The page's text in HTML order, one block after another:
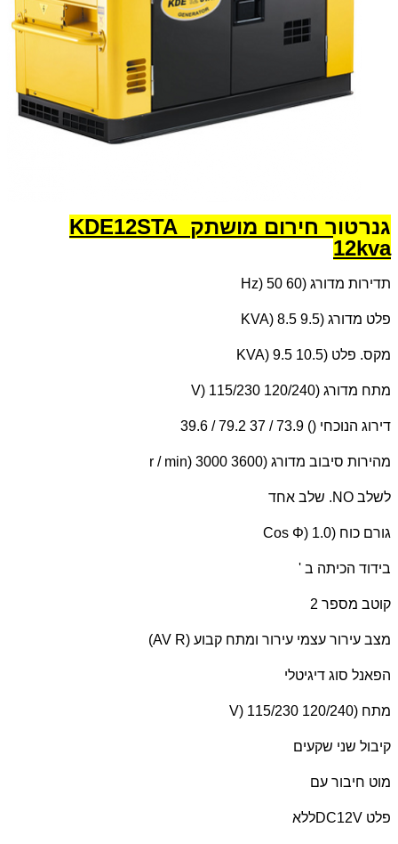
גנרטור חירום מושתק KDE12STA
12kva
תדירות מדורג (Hz) 50 60
פלט מדורג (KVA) 8.5 9.5
מקס. פלט (KVA) 9.5 10.5
מתח מדורג (V) 115/230 120/240
דירוג הנוכחי () 73.9 / 37 79.2 / 39.6
מהירות סיבוב מדורג (r / min) 3000 3600
לשלב NO. שלב אחד
גורם כוח (Cos Φ) 1.0
בידוד הכיתה ב '
קוטב מספר 2
מצב עירור עצמי עירור ומתח קבוע (AV R
)
הפאנל סוג דיגיטלי
מתח (V) 115/230 120/240
קיבול שני שקעים
מוט חיבור עם
פלט DC12Vללא